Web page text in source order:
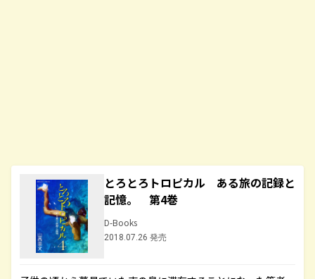
とろとろトロピカル ある旅の記録と
記憶。 第4巻
D-Books
2018.07.26 発売